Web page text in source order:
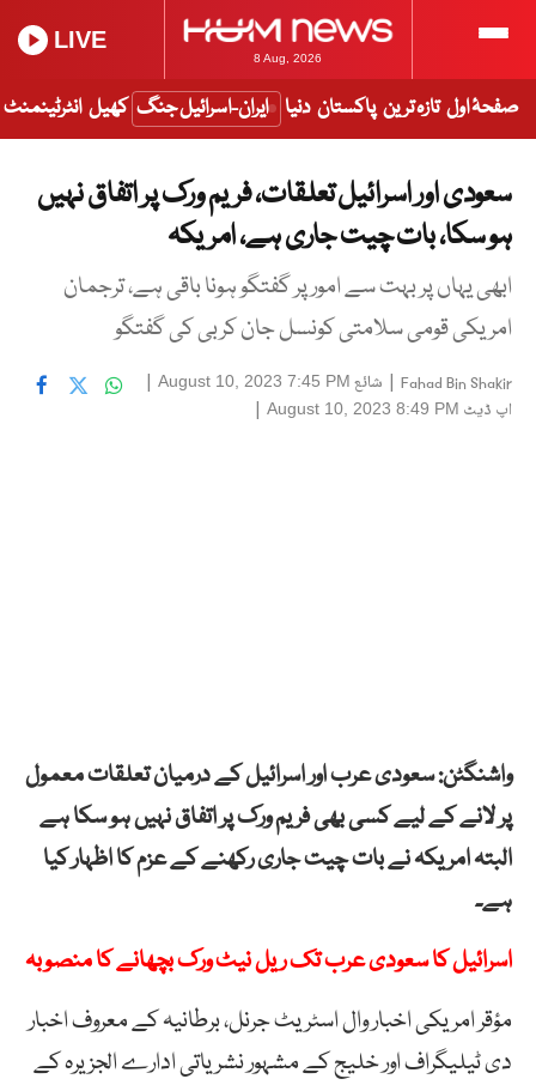
8 Aug, 2026
LIVE
صفحۂ اول تازہ ترین پاکستان دنیا ایران-اسرائیل جنگ کھیل انٹرٹینمنٹ
سعودی اور اسرائیل تعلقات، فریم ورک پر اتفاق نہیں
ہو سکا، بات چیت جاری ہے، امریکہ
ابھی یہاں پر بہت سے امور پر گفتگو ہونا باقی ہے، ترجمان
امریکی قومی سلامتی کونسل جان کربی کی گفتگو
Fahad Bin Shakir
| شائع August 10, 2023 7:45 PM
|
اپ ڈیٹ August 10, 2023 8:49 PM
|
واشنگٹن: سعودی عرب اور اسرائیل کے درمیان تعلقات معمول
پر لانے کے لیے کسی بھی فریم ورک پر اتفاق نہیں ہو سکا ہے
البتہ امریکہ نے بات چیت جاری رکھنے کے عزم کا اظہار کیا
ہے۔
اسرائیل کا سعودی عرب تک ریل نیٹ ورک بچھانے کا منصوبہ
مؤقر امریکی اخبار وال اسٹریٹ جرنل، برطانیہ کے معروف اخبار
دی ٹیلیگراف اور خلیج کے مشہور نشریاتی ادارے الجزیرہ کے